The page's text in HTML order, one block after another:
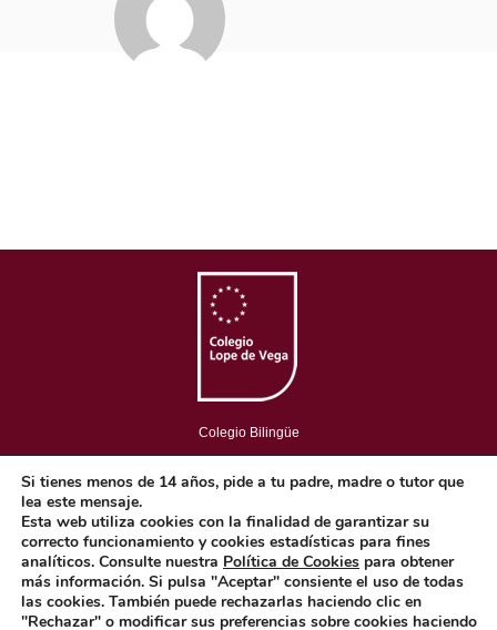
Colegio Bilingüe
Reservados.
Aviso Legal
Concepto diseño y desarrollo web BRAND IN HEAVEN
Si tienes menos de 14 años, pide a tu padre, madre o tutor que
lea este mensaje.
Esta web utiliza cookies con la finalidad de garantizar su
correcto funcionamiento y cookies estadísticas para fines
analíticos. Consulte nuestra Política de Cookies para obtener
más información. Si pulsa "Aceptar" consiente el uso de todas
las cookies. También puede rechazarlas haciendo clic en
"Rechazar" o modificar sus preferencias sobre cookies haciendo